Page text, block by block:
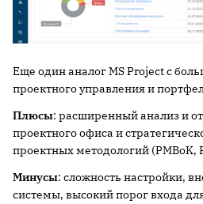
Еще один аналог MS Project с
проектного управления и
Плюсы: расширенный анализ и
проектного офиса и
проектных методологий (PMBoK,
Минусы: сложность настройки,
системы, высокий порог входа